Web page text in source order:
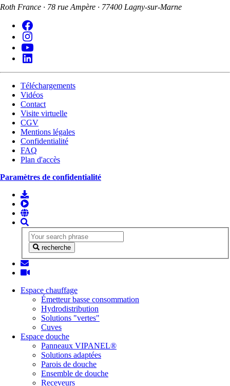
Roth France · 78 rue Ampère · 77400 Lagny-sur-Marne
Téléchargements
Vidéos
Contact
Visite virtuelle
CGV
Mentions légales
Confidentialité
FAQ
Plan d'accès
Paramètres de confidentialité
recherche
Espace chauffage
Émetteur basse consommation
Hydrodistribution
Solutions "vertes"
Cuves
Espace douche
Panneaux VIPANEL®
Solutions adaptées
Parois de douche
Ensemble de douche
Receveurs